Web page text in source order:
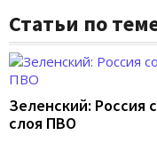
Статьи по
Зеленский: Россия
слоя ПВО